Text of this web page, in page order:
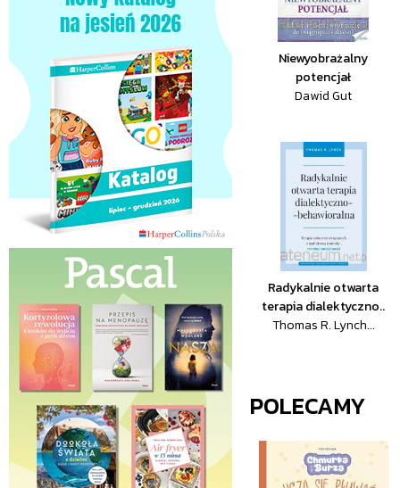
Niewyobrażalny
potencjał
Dawid Gut
Radykalnie otwarta
terapia dialektyczno..
Thomas R. Lynch...
POLECAMY